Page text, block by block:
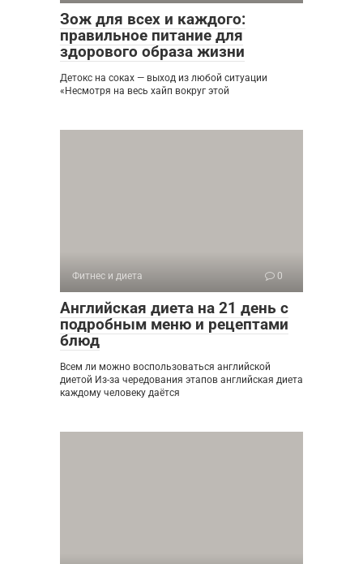
Зож для всех и каждого:
правильное питание для
здорового образа жизни
Детокс на соках — выход из любой ситуации
«Несмотря на весь хайп вокруг этой
Фитнес и диета 0
Английская диета на 21 день с
подробным меню и рецептами
блюд
Всем ли можно воспользоваться английской
диетой Из-за чередования этапов английская диета
каждому человеку даётся